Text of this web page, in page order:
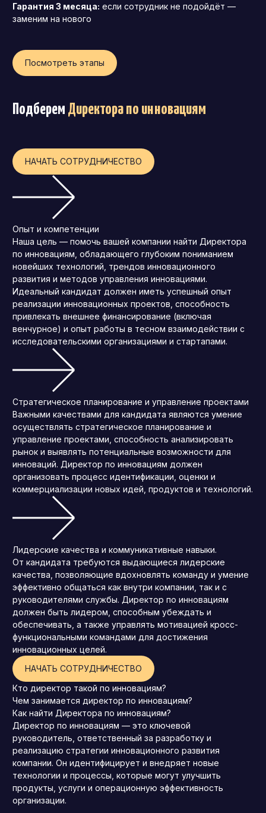
Мировой HR
Гарантия 3 месяца: если сотрудник не подойдёт —
заменим на нового
Посмотреть этапы
Подберем Директора по инновациям
НАЧАТЬ СОТРУДНИЧЕСТВО
Опыт и компетенции
Наша цель — помочь вашей компании найти Директора
по инновациям, обладающего глубоким пониманием
новейших технологий, трендов инновационного
развития и методов управления инновациями.
Идеальный кандидат должен иметь успешный опыт
реализации инновационных проектов, способность
привлекать внешнее финансирование (включая
венчурное) и опыт работы в тесном взаимодействии с
исследовательскими организациями и стартапами.
Стратегическое планирование и управление проектами
Важными качествами для кандидата являются умение
осуществлять стратегическое планирование и
управление проектами, способность анализировать
рынок и выявлять потенциальные возможности для
инноваций. Директор по инновациям должен
организовать процесс идентификации, оценки и
коммерциализации новых идей, продуктов и технологий.
Лидерские качества и коммуникативные навыки.
От кандидата требуются выдающиеся лидерские
качества, позволяющие вдохновлять команду и умение
эффективно общаться как внутри компании, так и с
руководителями службы. Директор по инновациям
должен быть лидером, способным убеждать и
обеспечивать, а также управлять мотивацией кросс-
функциональными командами для достижения
инновационных целей.
НАЧАТЬ СОТРУДНИЧЕСТВО
Кто директор такой по инновациям?
Чем занимается директор по инновациям?
Как найти Директора по инновациям?
Директор по инновациям — это ключевой
руководитель, ответственный за разработку и
реализацию стратегии инновационного развития
компании. Он идентифицирует и внедряет новые
технологии и процессы, которые могут улучшить
продукты, услуги и операционную эффективность
организации.